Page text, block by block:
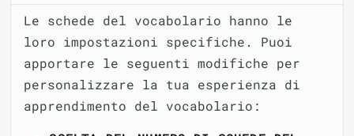
Le schede del vocabolario hanno le
loro impostazioni specifiche. Puoi
apportare le seguenti modifiche per
personalizzare la tua esperienza di
apprendimento del vocabolario: